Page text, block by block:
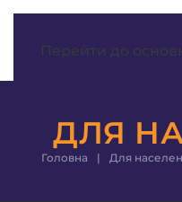
Перейти до
ДЛЯ
Головна Для